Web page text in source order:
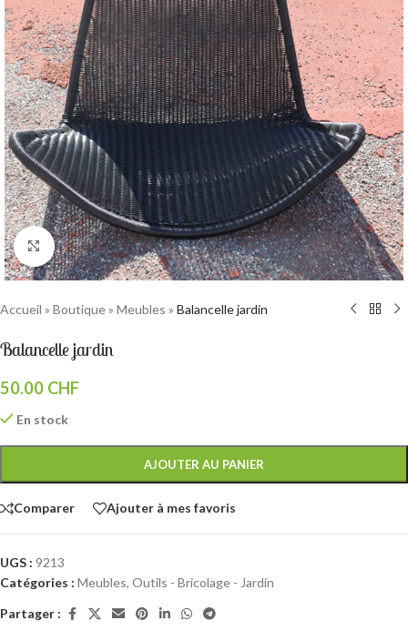
Cliquez pour agrandir
Accueil » Boutique» Meubles » Balancelle jardin
Balancelle jardin
50.00 CHF
En stock
AJOUTER AU PANIER
Comparer Ajouter à mes favoris
UGS : 9213
Catégories : Meubles, Outils - Bricolage - Jardin
Partager :